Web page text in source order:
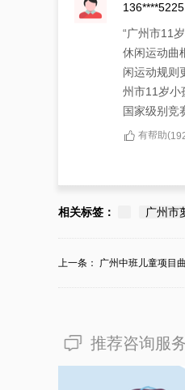
136****5225
“广州市11
休闲运动曲
闲运动规则
州市11岁小
国家级别竞
有帮助(
相关标签： 广州市
上一条： 广州中班儿童项目
推荐咨询服务